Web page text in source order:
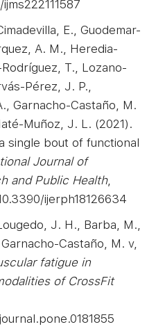
E., Guodemar-
A. M., Heredia-
T., Lozano-
Pérez, J. P.,
Garnacho-Castaño, M.
Muñoz, J. L. (2021).
single bout of functional
Journal of
and Public Health,
ijerph18126634
J. H., Barba, M.,
Castaño, M. v,
fatigue in
of CrossFit